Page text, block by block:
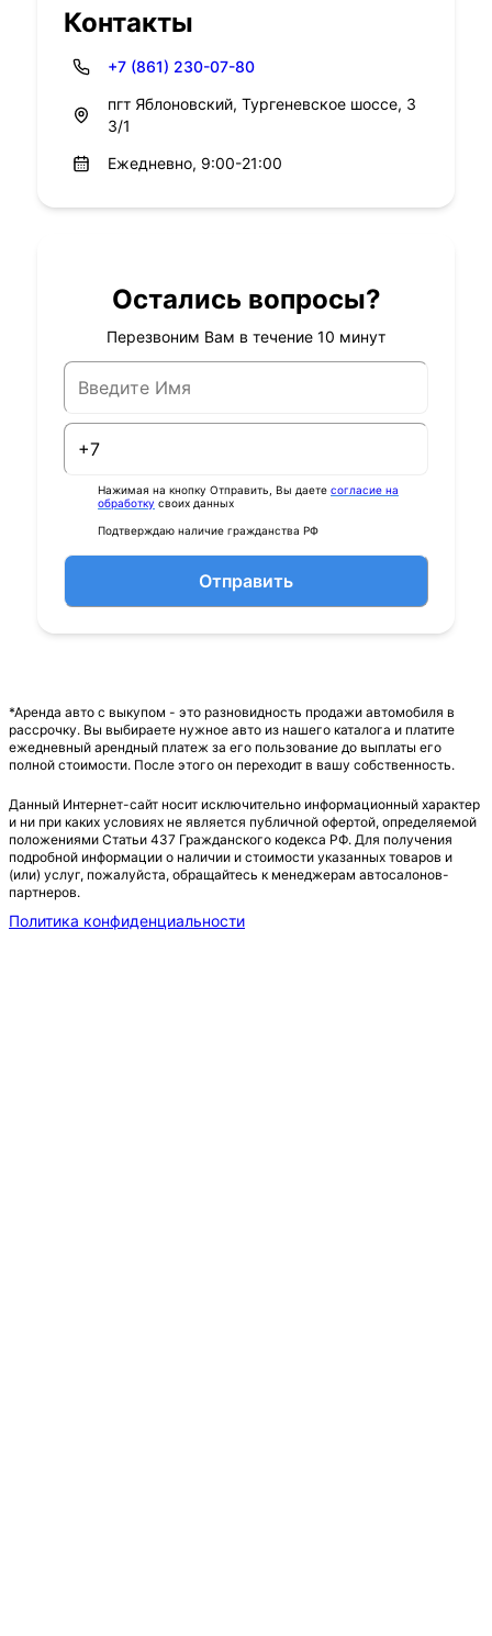
Контакты
+7 (861) 230-07-80
пгт Яблоновский, Тургеневское шоссе, 3
3/1
Ежедневно, 9:00-21:00
Остались вопросы?
Перезвоним Вам в течение 10 минут
Нажимая на кнопку Отправить, Вы даете согласие на
обработку своих данных
Подтверждаю наличие гражданства РФ
Отправить
*Аренда авто с выкупом - это разновидность продажи автомобиля в
рассрочку. Вы выбираете нужное авто из нашего каталога и платите
ежедневный арендный платеж за его пользование до выплаты его
полной стоимости. После этого он переходит в вашу собственность.
Данный Интернет-сайт носит исключительно информационный характер
и ни при каких условиях не является публичной офертой, определяемой
положениями Статьи 437 Гражданского кодекса РФ. Для получения
подробной информации о наличии и стоимости указанных товаров и
(или) услуг, пожалуйста, обращайтесь к менеджерам автосалонов-
партнеров.
Политика конфиденциальности